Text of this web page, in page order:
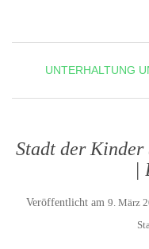
UNTERHALTUNG
Stadt der
|
Veröffentlicht am 9. März